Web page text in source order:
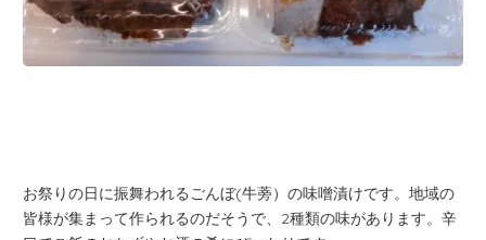
お祭りの日に振舞われるごんぼ(牛蒡）の味噌漬けです。地域の
皆様が集まって作られるのだそうで、2種類の味があります。辛